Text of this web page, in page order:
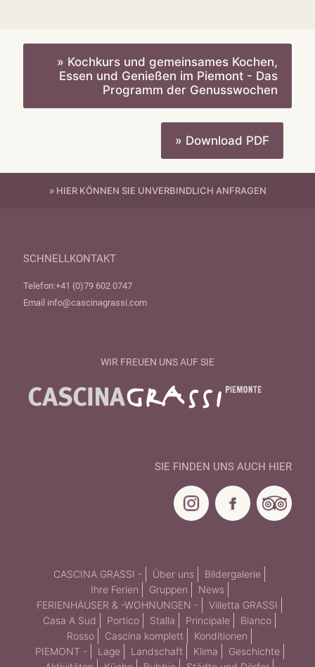
» Kochkurs und gemeinsames Kochen,
Essen und Genießen im Piemont - Das
Programm der Genusswochen
» Download PDF
» HIER KÖNNEN SIE UNVERBINDLICH ANFRAGEN
SCHNELLKONTAKT
Telefon:+41 (0)79 602 0747
Email info@cascinagrassi.com
WIR FREUEN UNS AUF SIE
SIE FINDEN UNS AUCH HIER
CASCINA GRASSI - Über uns
Bildergalerie
Ihre Ferien
Gruppen
News
FERIENHÄUSER & -WOHNUNGEN -
Villetta GRASSI
Casa A Sud
Portico Stalla Principale
Bianco
Rosso
Cascina komplett
Konditionen
PIEMONT -
Lage Landschaft Klima
Geschichte